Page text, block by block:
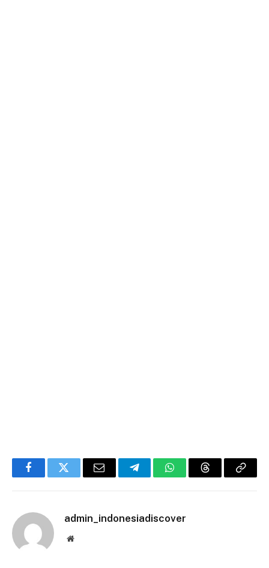
FacebookTwitter Email TelegramWhatsAppThreadsCopy
admin_indonesiadiscover
Website